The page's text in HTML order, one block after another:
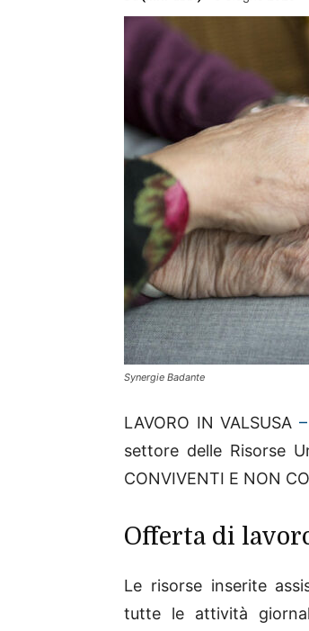
Synergie Badante
LAVORO IN VALSUSA –
settore delle Risorse
CONVIVENTI E NON
Offerta di
Le risorse inserite
tutte le attività